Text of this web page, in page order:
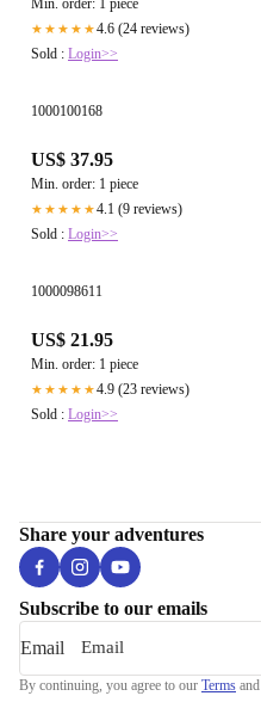
★★★★★4.6 (24 reviews)
Sold : Login>>
1000100168
US$ 37.95
Min. order: 1 piece
★★★★★4.1 (9 reviews)
Sold : Login>>
1000098611
US$ 21.95
Min. order: 1 piece
★★★★★4.9 (23 reviews)
Sold : Login>>
Share your adventures
Subscribe to our emails
Email
By continuing, you agree to our Terms and